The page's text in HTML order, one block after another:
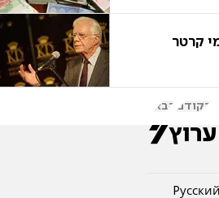
קרטר
הקודם הבא
Pусский